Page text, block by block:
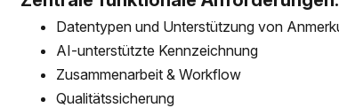
Datentypen und Unterstützung von
AI-unterstützte Kennzeichnung
Zusammenarbeit & Workflow
Qualitätssicherung